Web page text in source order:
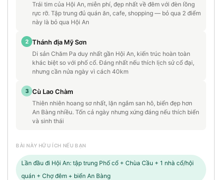
Trái tim của Hội An, miễn phí, đẹp nhất về đêm với đèn lồng
rực rỡ. Tập trung đủ quán ăn, cafe, shopping — bỏ qua 2 điểm
này là bỏ qua Hội An
2 Thánh địa Mỹ Sơn
Di sản Chăm Pa duy nhất gần Hội An, kiến trúc hoàn toàn
khác biệt so với phố cổ. Đáng nhất nếu thích lịch sử cổ đại,
nhưng cần nửa ngày vì cách 40km
3 Cù Lao Chàm
Thiên nhiên hoang sơ nhất, lặn ngắm san hô, biển đẹp hơn
An Bàng nhiều. Tốn cả ngày nhưng xứng đáng nếu thích biển
và sinh thái
BÀI NÀY HỮU ÍCH NẾU BẠN
Lần đầu đi Hội An: tập trung Phố cổ + Chùa Cầu + 1 nhà cổ/hội
quán + Chợ đêm + biển An Bàng